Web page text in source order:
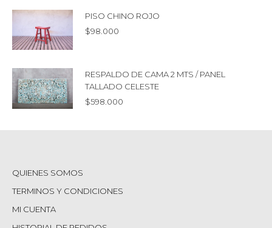
PISO CHINO ROJO
$98.000
RESPALDO DE CAMA 2 MTS / PANEL
TALLADO CELESTE
$598.000
QUIENES SOMOS
TERMINOS Y CONDICIONES
MI CUENTA